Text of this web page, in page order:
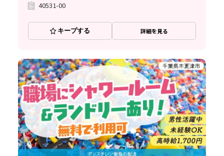
40531-00
キープする 詳細を見る